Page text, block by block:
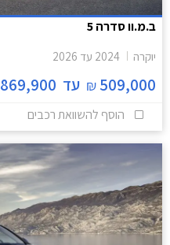
ב.מ.וו סדרה 5
יוקרה 2024 עד 2026
509,000
₪ עד 869,900
הוסף להשוואת רכבים